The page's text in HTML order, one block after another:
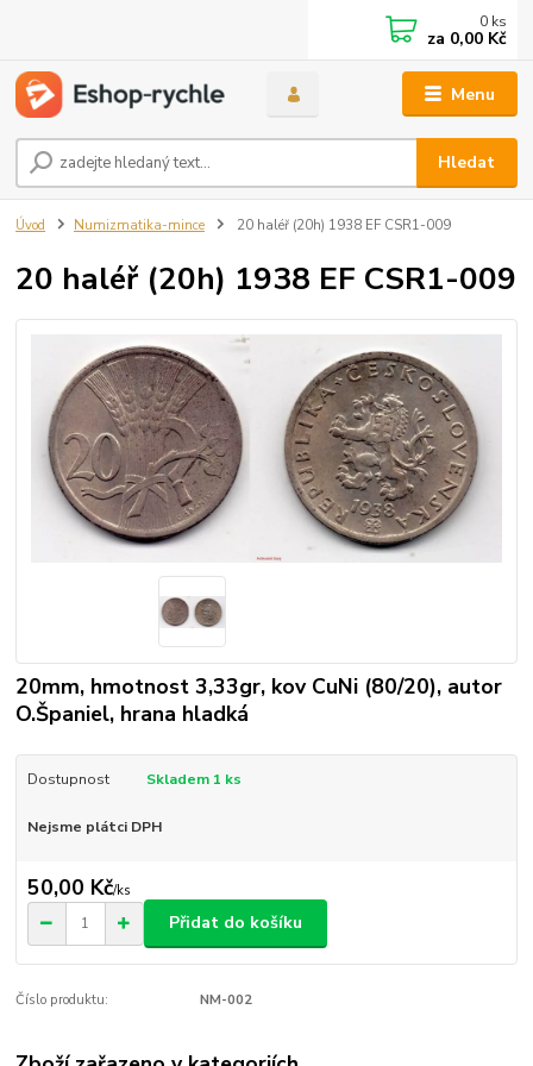
Menu
Hledat
0 ks
za 0,00 Kč
Úvod Numizmatika-mince 20 haléř (20h) 1938 EF CSR1-009
20 haléř (20h) 1938 EF CSR1-009
20mm, hmotnost 3,33gr, kov CuNi (80/20), autor
O.Španiel, hrana hladká
Dostupnost Skladem 1 ks
Nejsme plátci DPH
50,00 Kč/ks
Přidat do košíku
Číslo produktu: NM-002